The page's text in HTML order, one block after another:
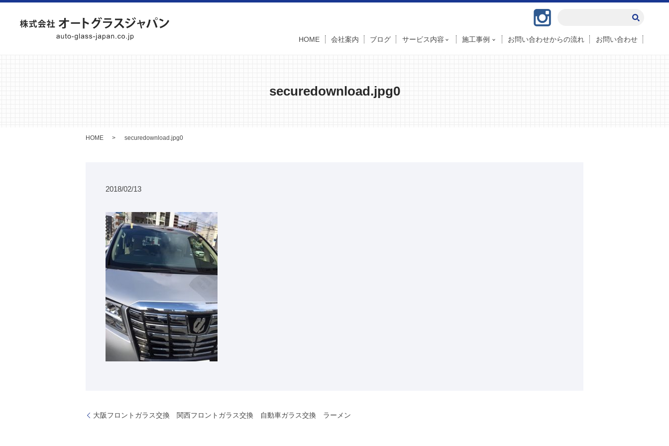
HOME 会社案内 ブログ サービス内容 施工事例 お問い合わせからの流れ お問い合わせ
securedownload.jpg0
HOME securedownload.jpg0
2018/02/13
大阪フロントガラス交換 関西フロントガラス交換 自動車ガラス交換 ラーメン